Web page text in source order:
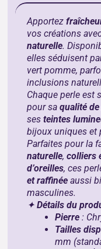
Apportez
vos créations
naturelle.
elles séduisent
vert pomme,
inclusions
Chaque perle est
pour saqualité
sesteintes
bijoux uniques et
Parfaites pour la
naturelle,colliers
d’oreilles, ces
et raffinée aussi
masculines.
✦Détails du
Pierre :
Tailles
mm